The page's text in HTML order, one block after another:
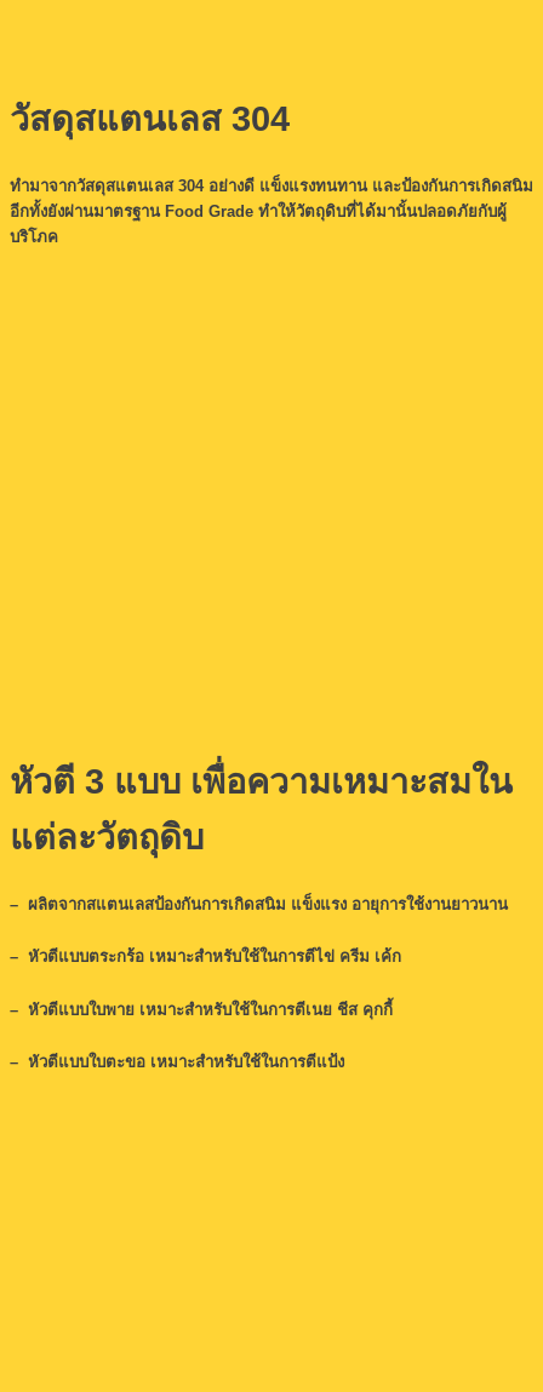
วัสดุสแตนเลส 304
ทำมาจากวัสดุสแตนเลส 304 อย่างดี แข็งแรงทนทาน และป้องกันการเกิดสนิม
อีกทั้งยังผ่านมาตรฐาน Food Grade ทำให้วัตถุดิบที่ได้มานั้นปลอดภัยกับผู้
บริโภค
หัวตี 3 แบบ เพื่อความเหมาะสมใน
แต่ละวัตถุดิบ
– ผลิตจากสแตนเลสป้องกันการเกิดสนิม แข็งแรง อายุการใช้งานยาวนาน
– หัวตีแบบตระกร้อ เหมาะสำหรับใช้ในการตีไข่ ครีม เค้ก
– หัวตีแบบใบพาย เหมาะสำหรับใช้ในการตีเนย ชีส คุกกี้
– หัวตีแบบใบตะขอ เหมาะสำหรับใช้ในการตีแป้ง